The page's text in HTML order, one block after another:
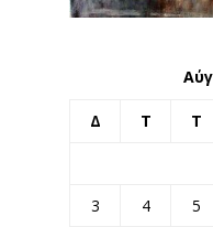
Δ Τ Τ
3
4 5